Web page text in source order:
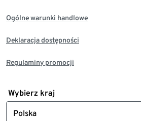
Ogólne warunki handlowe
Deklaracja dostępności
Regulaminy promocji
Wybierz kraj
Polska